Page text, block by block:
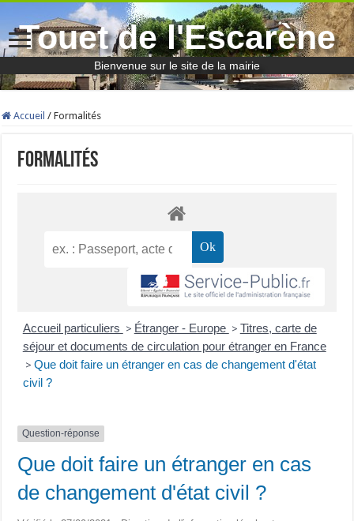
Touet de l'Escarène
Bienvenue sur le site de la mairie
Accueil / Formalités
Formalités
Accueil particuliers > Étranger - Europe > Titres, carte de
séjour et documents de circulation pour étranger en France
> Que doit faire un étranger en cas de changement d'état
civil ?
Question-réponse
Que doit faire un étranger en cas
de changement d'état civil ?